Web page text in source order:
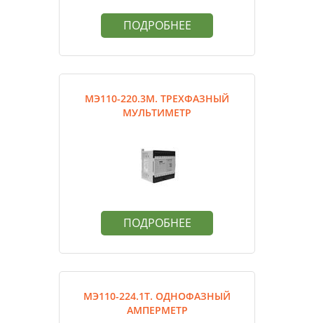
ПОДРОБНЕЕ
МЭ110-220.3М. ТРЕХФАЗНЫЙ
МУЛЬТИМЕТР
ПОДРОБНЕЕ
МЭ110-224.1Т. ОДНОФАЗНЫЙ
АМПЕРМЕТР